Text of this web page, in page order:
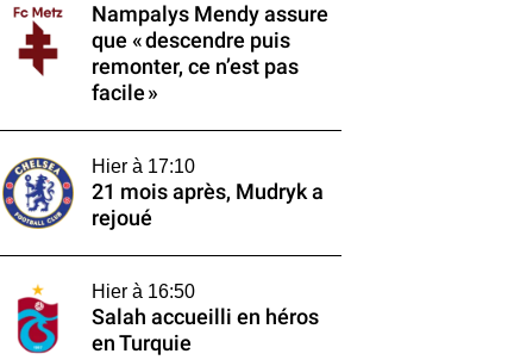
Nampalys Mendy assure
que « descendre puis
remonter, ce n’est pas
facile »
Hier à 17:10
21 mois après, Mudryk a
rejoué
Hier à 16:50
Salah accueilli en héros
en Turquie